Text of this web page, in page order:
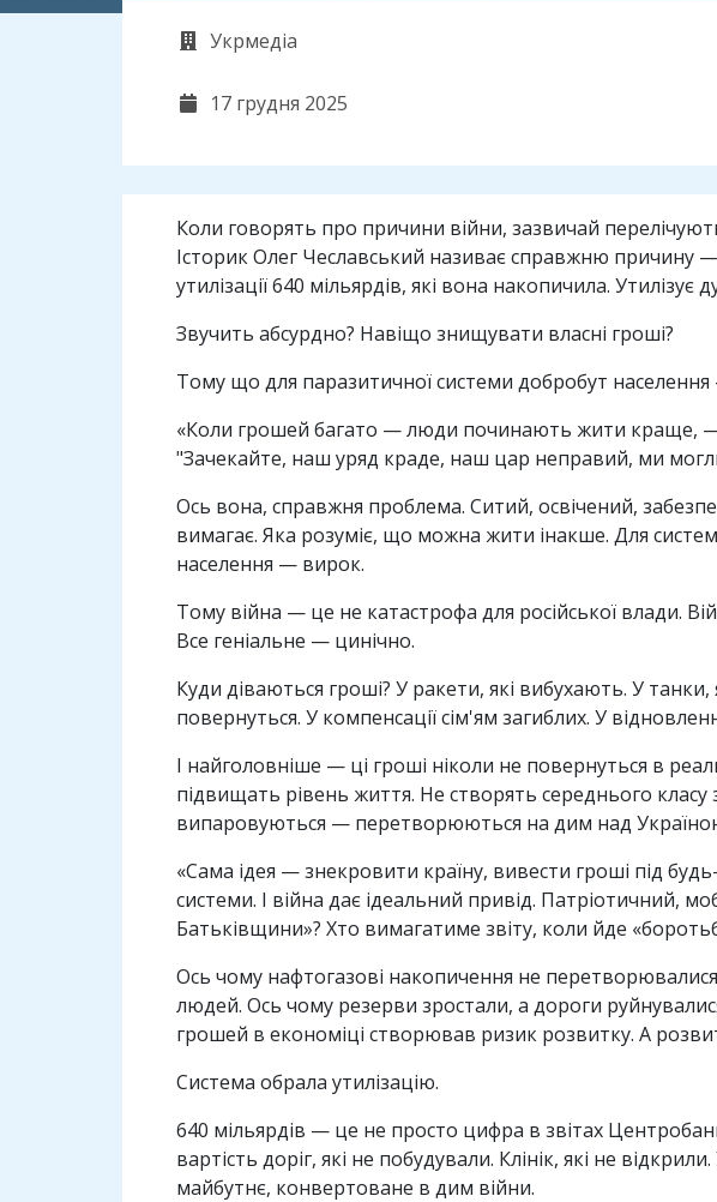
Укрмедіа
17 грудня 2025
Коли говорять про причини війни, зазвичай
Історик Олег Чеславський називає справжню причину —
утилізації 640 мільярдів, які вона накопичила. Утилізує
Звучить абсурдно? Навіщо знищувати власні гроші?
Тому що для паразитичної системи добробут
«Коли грошей багато — люди починають жити краще, —
"Зачекайте, наш уряд краде, наш цар неправий, ми
Ось вона, справжня проблема. Ситий, освічений,
вимагає. Яка розуміє, що можна жити інакше. Для
населення — вирок.
Тому війна — це не катастрофа для російської влади.
Все геніальне — цинічно.
Куди діваються гроші? У ракети, які вибухають. У
повернуться. У компенсації сім'ям загиблих. У
І найголовніше — ці гроші ніколи не повернуться в
підвищать рівень життя. Не створять середнього
випаровуються — перетворюються на дим над
«Сама ідея — знекровити країну, вивести гроші під
системи. І війна дає ідеальний привід. Патріотичний,
Батьківщини»? Хто вимагатиме звіту, коли йде
Ось чому нафтогазові накопичення не
людей. Ось чому резерви зростали, а дороги
грошей в економіці створював ризик розвитку. А
Система обрала утилізацію.
640 мільярдів — це не просто цифра в звітах
вартість доріг, які не побудували. Клінік, які не
майбутнє, конвертоване в дим війни.